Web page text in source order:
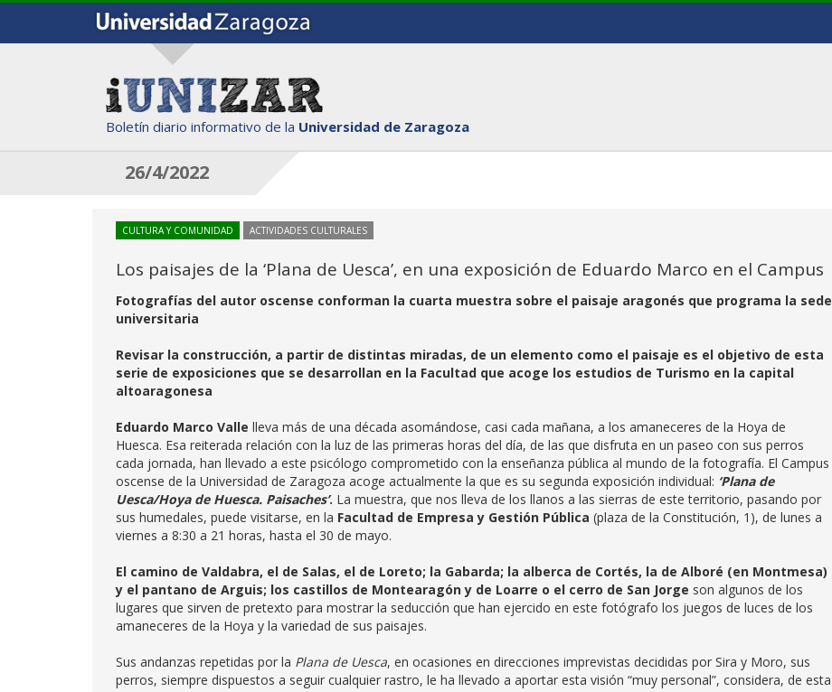
Boletín diario informativo de la Universidad de Zaragoza
26/4/2022
CULTURA Y COMUNIDAD ACTIVIDADES CULTURALES
Los paisajes de la ‘Plana de Uesca’, en una exposición de Eduardo Marco en el Campus
Fotografías del autor oscense conforman la cuarta muestra sobre el paisaje aragonés que programa la sede
universitaria
Revisar la construcción, a partir de distintas miradas, de un elemento como el paisaje es el objetivo de esta
serie de exposiciones que se desarrollan en la Facultad que acoge los estudios de Turismo en la capital
altoaragonesa
Eduardo Marco Valle lleva más de una década asomándose, casi cada mañana, a los amaneceres de la Hoya de
Huesca. Esa reiterada relación con la luz de las primeras horas del día, de las que disfruta en un paseo con sus perros
cada jornada, han llevado a este psicólogo comprometido con la enseñanza pública al mundo de la fotografía. El Campus
oscense de la Universidad de Zaragoza acoge actualmente la que es su segunda exposición individual: ‘Plana de
Uesca/Hoya de Huesca. Paisaches’. La muestra, que nos lleva de los llanos a las sierras de este territorio, pasando por
sus humedales, puede visitarse, en la Facultad de Empresa y Gestión Pública (plaza de la Constitución, 1), de lunes a
viernes a 8:30 a 21 horas, hasta el 30 de mayo.
El camino de Valdabra, el de Salas, el de Loreto; la Gabarda; la alberca de Cortés, la de Alboré (en Montmesa)
y el pantano de Arguis; los castillos de Montearagón y de Loarre o el cerro de San Jorge son algunos de los
lugares que sirven de pretexto para mostrar la seducción que han ejercido en este fotógrafo los juegos de luces de los
amaneceres de la Hoya y la variedad de sus paisajes.
Sus andanzas repetidas por la Plana de Uesca, en ocasiones en direcciones imprevistas decididas por Sira y Moro, sus
perros, siempre dispuestos a seguir cualquier rastro, le ha llevado a aportar esta visión “muy personal”, considera, de esta